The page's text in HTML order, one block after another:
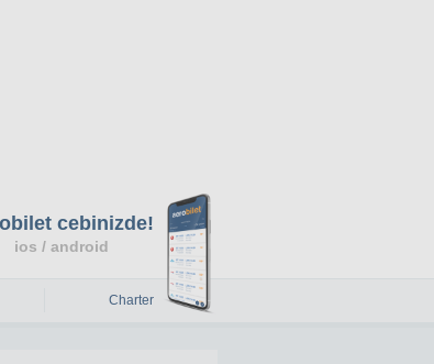
Charter
cebinizde!
ios / android